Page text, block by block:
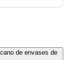
de envases de